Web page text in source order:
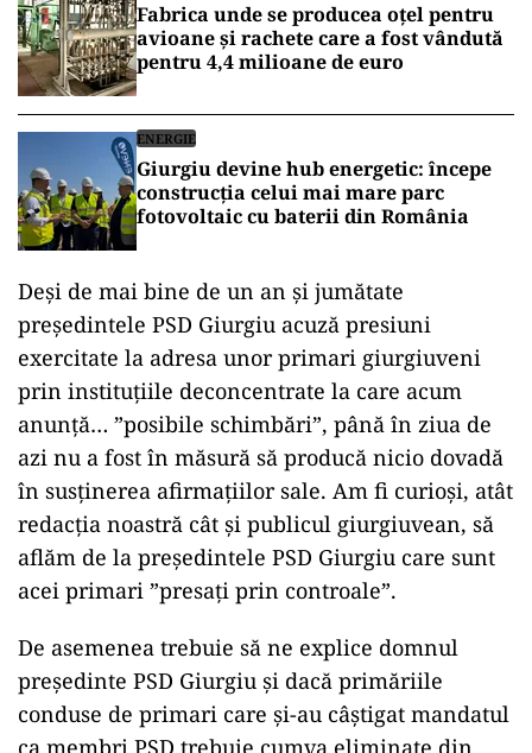
Fabrica unde se producea oțel pentru
avioane și rachete care a fost vândută
pentru 4,4 milioane de euro
ENERGIE
Giurgiu devine hub energetic: începe
construcția celui mai mare parc
fotovoltaic cu baterii din România
Deși de mai bine de un an și jumătate
președintele PSD Giurgiu acuză presiuni
exercitate la adresa unor primari giurgiuveni
prin instituțiile deconcentrate la care acum
anunță… ”posibile schimbări”, până în ziua de
azi nu a fost în măsură să producă nicio dovadă
în susținerea afirmațiilor sale. Am fi curioși, atât
redacția noastră cât și publicul giurgiuvean, să
aflăm de la președintele PSD Giurgiu care sunt
acei primari ”presați prin controale”.
De asemenea trebuie să ne explice domnul
președinte PSD Giurgiu și dacă primăriile
conduse de primari care și-au câștigat mandatul
ca membri PSD trebuie cumva eliminate din